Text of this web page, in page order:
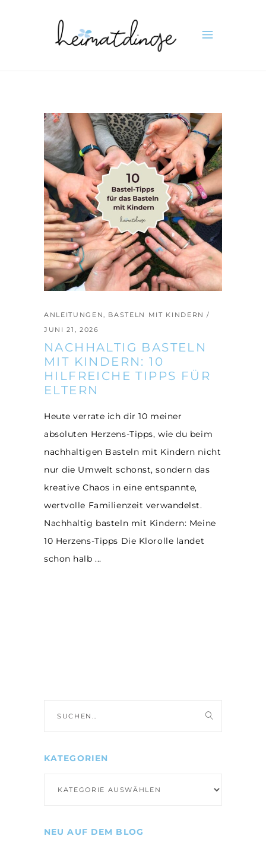
ANLEITUNGEN, BASTELN MIT KINDERN
JUNI 21, 2026
NACHHALTIG BASTELN
MIT KINDERN: 10
HILFREICHE TIPPS FÜR
ELTERN
Heute verrate ich dir 10 meiner
absoluten Herzens-Tipps, wie du beim
nachhaltigen Basteln mit Kindern nicht
nur die Umwelt schonst, sondern das
kreative Chaos in eine entspannte,
wertvolle Familienzeit verwandelst.
Nachhaltig basteln mit Kindern: Meine
10 Herzens-Tipps Die Klorolle landet
schon halb
nach:
KATEGORIEN
NEU AUF DEM BLOG